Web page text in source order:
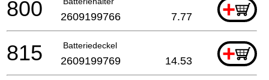
+
800 2609199766 7.77
Batteriedeckel +
815 2609199769 14.53